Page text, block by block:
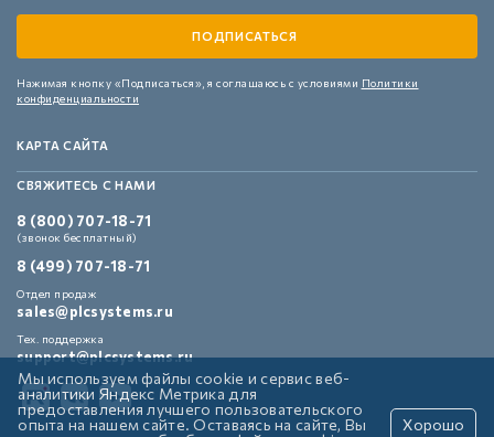
Нажимая кнопку «Подписаться», я соглашаюсь с условиями Политики
конфиденциальности
КАРТА САЙТА
СВЯЖИТЕСЬ С НАМИ
8 (800) 707-18-71
(звонок бесплатный)
8 (499) 707-18-71
Отдел продаж
sales@plcsystems.ru
Тех. поддержка
support@plcsystems.ru
Мы используем файлы cookie и сервис веб-
аналитики Яндекс Метрика для
предоставления лучшего пользовательского
опыта на нашем сайте. Оставаясь на сайте, Вы
Хорошо